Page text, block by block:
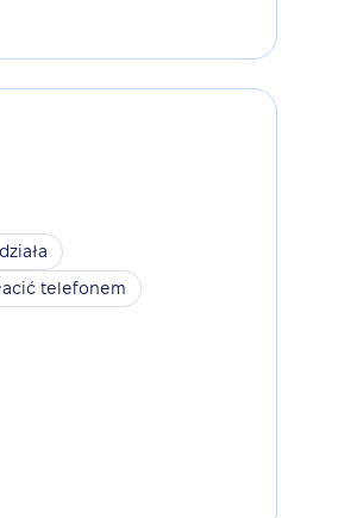
telefonem